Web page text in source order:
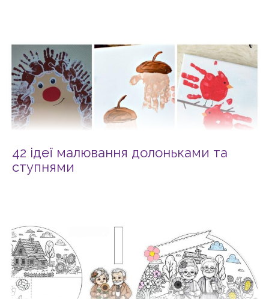
42 ідеї малювання долоньками та
ступнями